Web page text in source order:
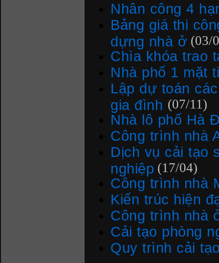
Nhân công 4
Bảng giá thi
dựng nhà ở (03/
Chìa khóa trao
Nhà phố 1 mặt
Lập dự toán
gia đình (07/11)
Nhà lô phố Hà
Công trình nhà
Dịch vụ cải tạo
nghiệp (17/04)
Công trình nhà
Kiến trúc hiện
Công trình nhà
Cải tạo phòng
Quy trình cải